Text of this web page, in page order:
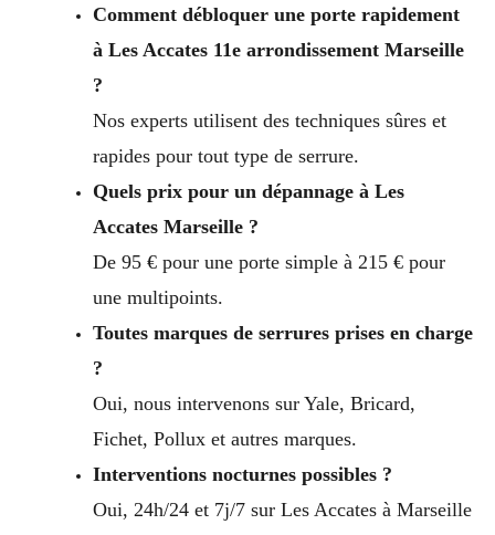
Comment débloquer une porte rapidement
à Les Accates 11e arrondissement Marseille
?
Nos experts utilisent des techniques sûres et
rapides pour tout type de serrure.
Quels prix pour un dépannage à Les
Accates Marseille ?
De 95 € pour une porte simple à 215 € pour
une multipoints.
Toutes marques de serrures prises en charge
?
Oui, nous intervenons sur Yale, Bricard,
Fichet, Pollux et autres marques.
Interventions nocturnes possibles ?
Oui, 24h/24 et 7j/7 sur Les Accates à Marseille